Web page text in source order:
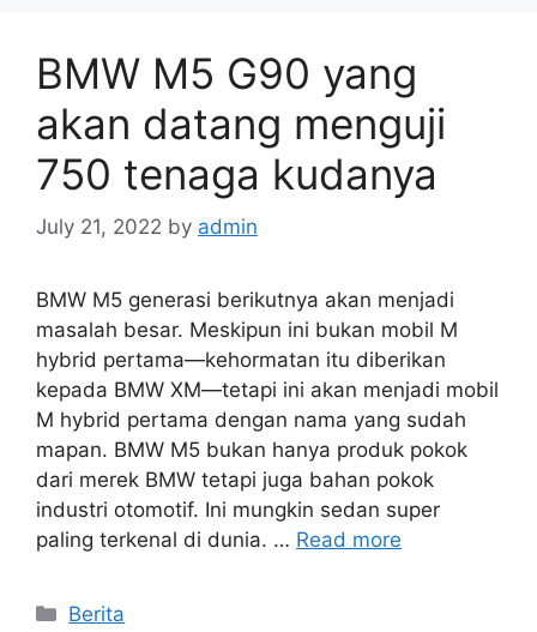
BMW M5 G90 yang
akan datang menguji
750 tenaga kudanya
July 21, 2022 by admin
BMW M5 generasi berikutnya akan menjadi
masalah besar. Meskipun ini bukan mobil M
hybrid pertama—kehormatan itu diberikan
kepada BMW XM—tetapi ini akan menjadi mobil
M hybrid pertama dengan nama yang sudah
mapan. BMW M5 bukan hanya produk pokok
dari merek BMW tetapi juga bahan pokok
industri otomotif. Ini mungkin sedan super
paling terkenal di dunia. … Read more
Categories
Berita